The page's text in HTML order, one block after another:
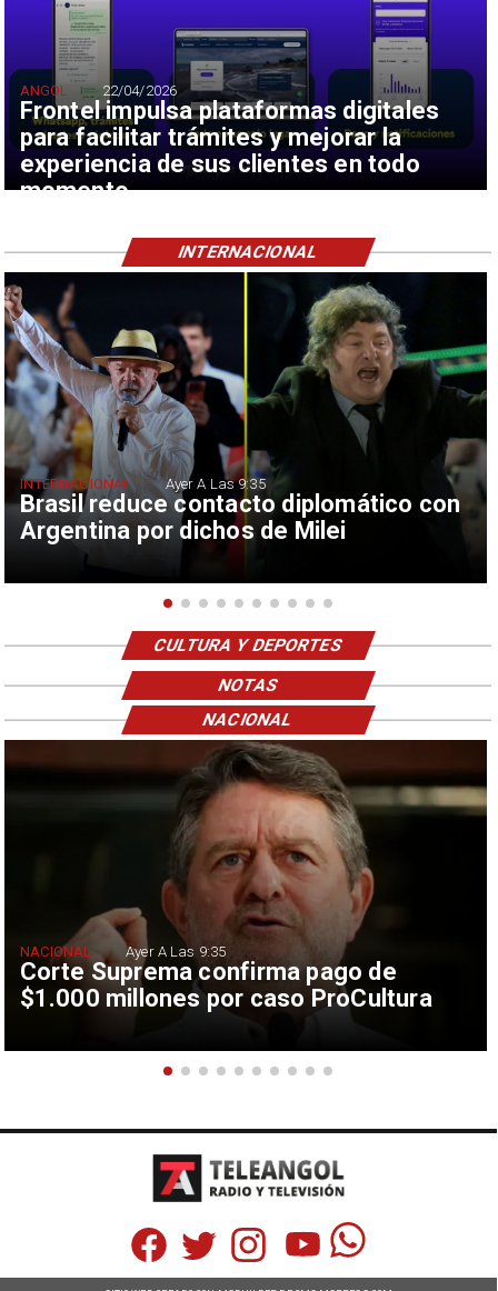
Frontel impulsa plataformas digitales
para facilitar trámites y mejorar la
experiencia de sus clientes en todo
momento
ANGOL 22/04/2026
Brasil reduce contacto diplomático con
Argentina por dichos de Milei
INTERNACIONAL Ayer A Las 9:35
INTERNACIONAL
CULTURA Y DEPORTES
NOTAS
Corte Suprema confirma pago de
$1.000 millones por caso ProCultura
NACIONAL Ayer A Las 9:35
NACIONAL